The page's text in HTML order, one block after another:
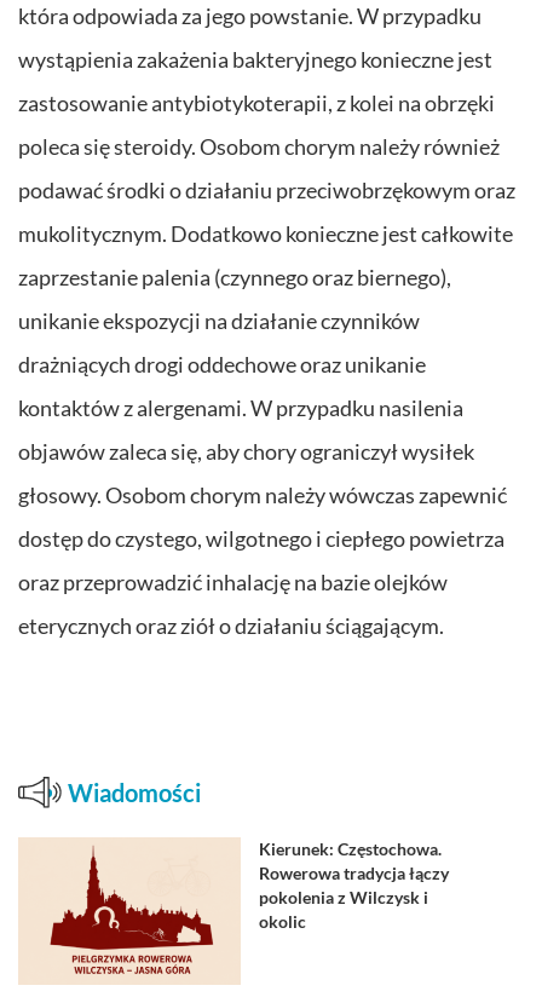
która odpowiada za jego powstanie. W przypadku
wystąpienia zakażenia bakteryjnego konieczne jest
zastosowanie antybiotykoterapii, z kolei na obrzęki
poleca się steroidy. Osobom chorym należy również
podawać środki o działaniu przeciwobrzękowym oraz
mukolitycznym. Dodatkowo konieczne jest całkowite
zaprzestanie palenia (czynnego oraz biernego),
unikanie ekspozycji na działanie czynników
drażniących drogi oddechowe oraz unikanie
kontaktów z alergenami. W przypadku nasilenia
objawów zaleca się, aby chory ograniczył wysiłek
głosowy. Osobom chorym należy wówczas zapewnić
dostęp do czystego, wilgotnego i ciepłego powietrza
oraz przeprowadzić inhalację na bazie olejków
eterycznych oraz ziół o działaniu ściągającym.
Wiadomości
Kierunek: Częstochowa.
Rowerowa tradycja łączy
pokolenia z Wilczysk i
okolic